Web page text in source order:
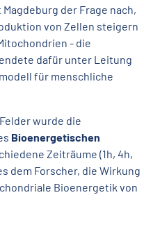
der Frage nach,
von Zellen steigern
- die
dafür unter Leitung
für menschliche
wurde die
Bioenergetischen
Zeiträume (1h, 4h,
dem Forscher, die Wirkung
Bioenergetik von